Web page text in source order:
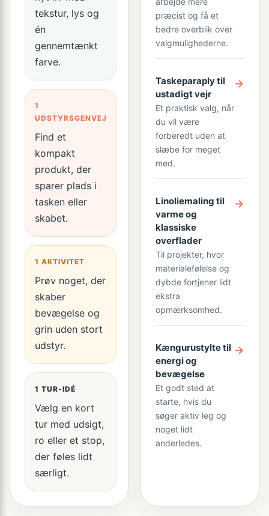
tekstur, lys og
én
gennemtænkt
farve.
1
UDSTYRSGENVEJ
Find et
kompakt
produkt, der
sparer plads i
tasken eller
skabet.
1 AKTIVITET
Prøv noget, der
skaber
bevægelse og
grin uden stort
udstyr.
1 TUR-IDÉ
Vælg en kort
tur med udsigt,
ro eller et stop,
der føles lidt
særligt.
præcist og få et
bedre overblik over
valgmulighederne.
Taskeparaply til
ustadigt vejr
Et praktisk valg, når
du vil være
forberedt uden at
slæbe for meget
med.
→
Linoliemaling til
varme og
klassiske
overflader
Til projekter, hvor
materialefølelse og
dybde fortjener lidt
ekstra
opmærksomhed.
→
Kængurustylte til
energi og
bevægelse
Et godt sted at
starte, hvis du
søger aktiv leg og
noget lidt
anderledes.
→